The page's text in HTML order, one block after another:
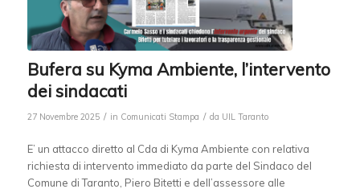
Bufera su Kyma Ambiente, l’intervento
dei sindacati
27 Novembre 2025 / in Comunicati Stampa / da UIL Taranto
E’ un attacco diretto al Cda di Kyma Ambiente con relativa
richiesta di intervento immediato da parte del Sindaco del
Comune di Taranto, Piero Bitetti e dell’assessore alle